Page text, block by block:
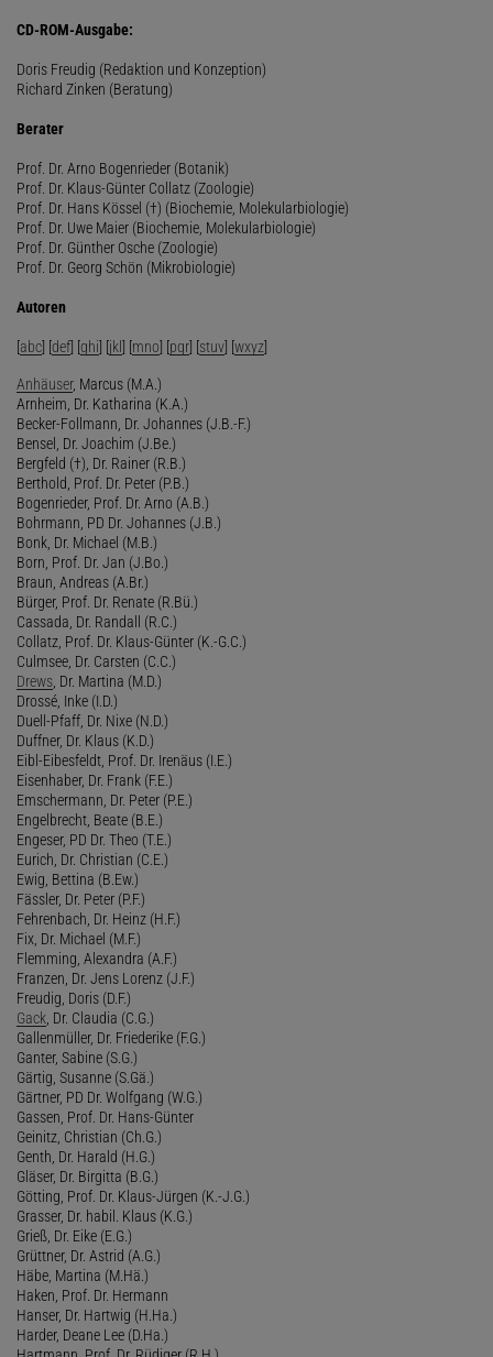
CD-ROM-Ausgabe:
Doris Freudig (Redaktion und Konzeption)
Richard Zinken (Beratung)
Berater
Prof. Dr. Arno Bogenrieder (Botanik)
Prof. Dr. Klaus-Günter Collatz (Zoologie)
Prof. Dr. Hans Kössel (†) (Biochemie, Molekularbiologie)
Prof. Dr. Uwe Maier (Biochemie, Molekularbiologie)
Prof. Dr. Günther Osche (Zoologie)
Prof. Dr. Georg Schön (Mikrobiologie)
Autoren
[abc] [def] [ghi] [jkl] [mno] [pqr] [stuv] [wxyz]
Anhäuser, Marcus (M.A.)
Arnheim, Dr. Katharina (K.A.)
Becker-Follmann, Dr. Johannes (J.B.-F.)
Bensel, Dr. Joachim (J.Be.)
Bergfeld (†), Dr. Rainer (R.B.)
Berthold, Prof. Dr. Peter (P.B.)
Bogenrieder, Prof. Dr. Arno (A.B.)
Bohrmann, PD Dr. Johannes (J.B.)
Bonk, Dr. Michael (M.B.)
Born, Prof. Dr. Jan (J.Bo.)
Braun, Andreas (A.Br.)
Bürger, Prof. Dr. Renate (R.Bü.)
Cassada, Dr. Randall (R.C.)
Collatz, Prof. Dr. Klaus-Günter (K.-G.C.)
Culmsee, Dr. Carsten (C.C.)
Drews , Dr. Martina (M.D.)
Drossé, Inke (I.D.)
Duell-Pfaff, Dr. Nixe (N.D.)
Duffner, Dr. Klaus (K.D.)
Eibl-Eibesfeldt, Prof. Dr. Irenäus (I.E.)
Eisenhaber, Dr. Frank (F.E.)
Emschermann, Dr. Peter (P.E.)
Engelbrecht, Beate (B.E.)
Engeser, PD Dr. Theo (T.E.)
Eurich, Dr. Christian (C.E.)
Ewig, Bettina (B.Ew.)
Fässler, Dr. Peter (P.F.)
Fehrenbach, Dr. Heinz (H.F.)
Fix, Dr. Michael (M.F.)
Flemming, Alexandra (A.F.)
Franzen, Dr. Jens Lorenz (J.F.)
Freudig, Doris (D.F.)
Gack , Dr. Claudia (C.G.)
Gallenmüller, Dr. Friederike (F.G.)
Ganter, Sabine (S.G.)
Gärtig, Susanne (S.Gä.)
Gärtner, PD Dr. Wolfgang (W.G.)
Gassen, Prof. Dr. Hans-Günter
Geinitz, Christian (Ch.G.)
Genth, Dr. Harald (H.G.)
Gläser, Dr. Birgitta (B.G.)
Götting, Prof. Dr. Klaus-Jürgen (K.-J.G.)
Grasser, Dr. habil. Klaus (K.G.)
Grieß, Dr. Eike (E.G.)
Grüttner, Dr. Astrid (A.G.)
Häbe, Martina (M.Hä.)
Haken, Prof. Dr. Hermann
Hanser, Dr. Hartwig (H.Ha.)
Harder, Deane Lee (D.Ha.)